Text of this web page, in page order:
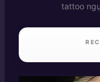
tattoo